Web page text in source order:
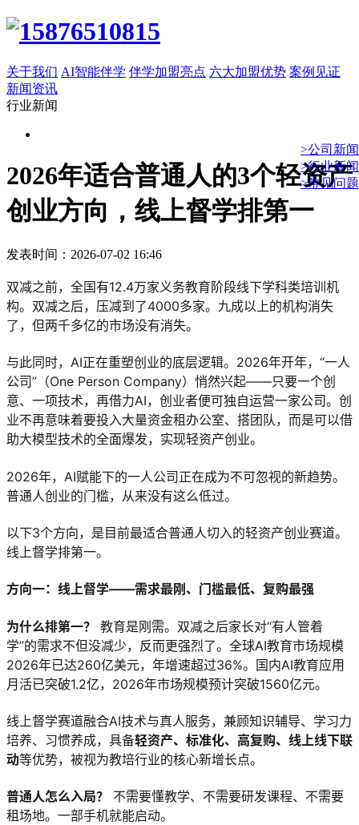
关于我们 AI智能伴学 伴学加盟亮点 六大加盟优势 案例见证
新闻资讯
行业新闻
>公司新闻
>行业新闻
>常见问题
2026年适合普通人的3个轻资产
创业方向，线上督学排第一
发表时间：2026-07-02 16:46
双减之前，全国有12.4万家义务教育阶段线下学科类培训机
构。双减之后，压减到了4000多家。九成以上的机构消失
了，但两千多亿的市场没有消失。
与此同时，AI正在重塑创业的底层逻辑。2026年开年，“一人
公司”（One Person Company）悄然兴起——只要一个创
意、一项技术，再借力AI，创业者便可独自运营一家公司。创
业不再意味着要投入大量资金租办公室、搭团队，而是可以借
助大模型技术的全面爆发，实现轻资产创业。
2026年，AI赋能下的一人公司正在成为不可忽视的新趋势。
普通人创业的门槛，从来没有这么低过。
以下3个方向，是目前最适合普通人切入的轻资产创业赛道。
线上督学排第一。
方向一：线上督学——需求最刚、门槛最低、复购最强
为什么排第一？
教育是刚需。双减之后家长对“有人管着
学”的需求不但没减少，反而更强烈了。全球AI教育市场规模
2026年已达260亿美元，年增速超过36%。国内AI教育应用
月活已突破1.2亿，2026年市场规模预计突破1560亿元。
线上督学赛道融合AI技术与真人服务，兼顾知识辅导、学习力
培养、习惯养成，具备轻资产、标准化、高复购、线上线下联
动等优势，被视为教培行业的核心新增长点。
普通人怎么入局？
不需要懂教学、不需要研发课程、不需要
租场地。一部手机就能启动。